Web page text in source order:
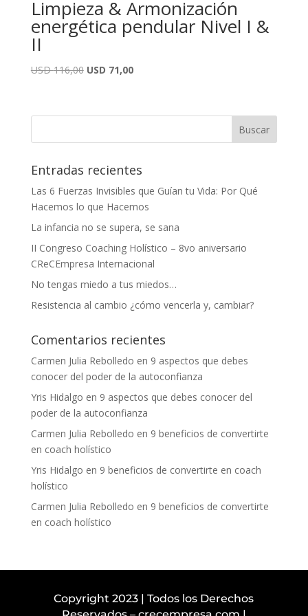
Limpieza & Armonización
energética pendular Nivel I &
II
USD116,00 El
era:
USD 71,00El
es:
Entradas recientes
Las 6 Fuerzas Invisibles que Guían tu Vida: Por Qué
Hacemos lo que Hacemos
La infancia no se supera, se sana
II Congreso Coaching Holístico – 8vo aniversario
CReCEmpresa Internacional
No tengas miedo a tus miedos…
Resistencia al cambio ¿cómo vencerla y, cambiar?
Comentarios recientes
Carmen Julia Rebolledo en 9 aspectos que debes
conocer del poder de la autoconfianza
Yris Hidalgo en 9 aspectos que debes conocer del
poder de la autoconfianza
Carmen Julia Rebolledo en 9 beneficios de convertirte
en coach holístico
Yris Hidalgo en 9 beneficios de convertirte en coach
holístico
Carmen Julia Rebolledo en 9 beneficios de convertirte
en coach holístico
Copyright 2023 | Todos los Derechos